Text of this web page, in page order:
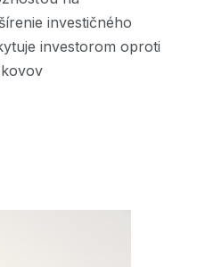
investičného
investorom oproti